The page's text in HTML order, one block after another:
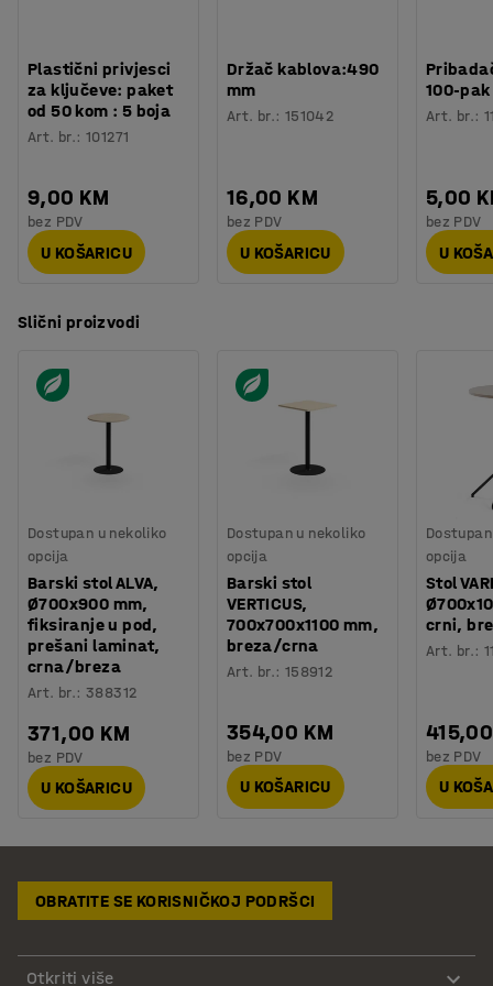
Montaža: Dolazi nesastavljeno
Testirano: EN 15372
Kvaliteta - Eko oznaka
Plastični privjesci
za ključeve: paket
od 50 kom : 5 boja
Art. br.:101271
9,00 KM
bez PDV
U KOŠARICU
Držač kablova:490
mm
Art. br.: 151042
16,00 KM
bez PDV
U KOŠARICU
100-pak
Art. br.:
5,00
bez PDV
U
Slični proizvodi
Dostupan u nekoliko
opcija
Barski stol ALVA,
Ø700x900 mm,
fiksiranje u pod,
prešani laminat,
crna/breza
Art. br.:388312
371,00 KM
bez PDV
U KOŠARICU
Dostupan u nekoliko
opcija
Barski stol
VERTICUS,
700x700x1100 mm,
breza/crna
Art. br.: 158912
354,00 KM
bez PDV
U KOŠARICU
opcija
Stol
crni,
Art. br.:
bez PDV
U
OBRATITE SE KORISNIČKOJ PODRŠCI
Otkriti više